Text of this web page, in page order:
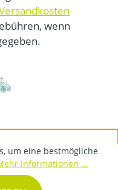
wenn
um eine bestmögliche
Informationen ...